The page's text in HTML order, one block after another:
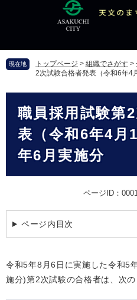
頭
す
飛
し
現在地 トップページ > 組織でさがす >
2次試験合格者発表（令和6年4
職員採用試験第
表（令和6年4月
年6月実施分
ページID：
ページ内目次
令和5年8月6日に実施した令和5
施分)第2次試験の合格者は、次の